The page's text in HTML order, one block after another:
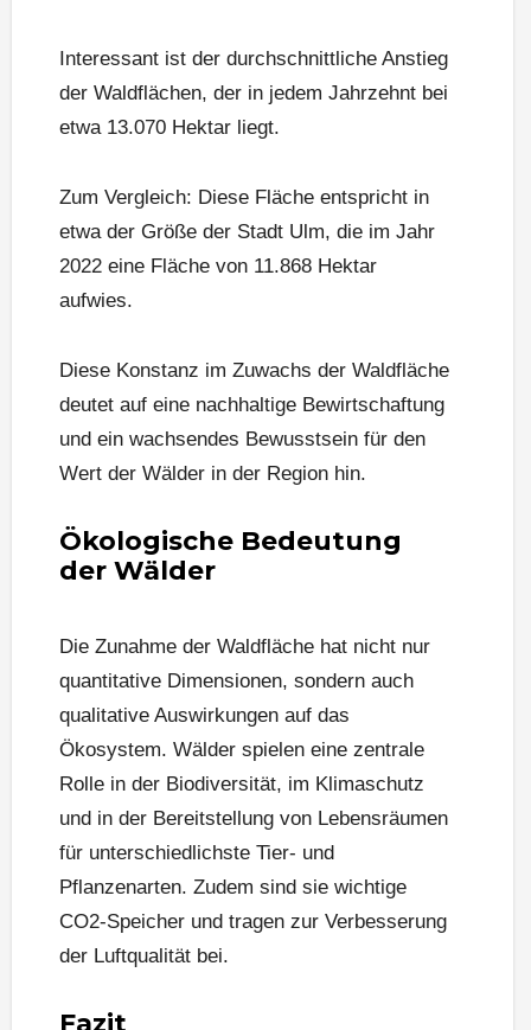
Interessant ist der durchschnittliche Anstieg
der Waldflächen, der in jedem Jahrzehnt bei
etwa 13.070 Hektar liegt.
Zum Vergleich: Diese Fläche entspricht in
etwa der Größe der Stadt Ulm, die im Jahr
2022 eine Fläche von 11.868 Hektar
aufwies.
Diese Konstanz im Zuwachs der Waldfläche
deutet auf eine nachhaltige Bewirtschaftung
und ein wachsendes Bewusstsein für den
Wert der Wälder in der Region hin.
Ökologische Bedeutung
der Wälder
Die Zunahme der Waldfläche hat nicht nur
quantitative Dimensionen, sondern auch
qualitative Auswirkungen auf das
Ökosystem. Wälder spielen eine zentrale
Rolle in der Biodiversität, im Klimaschutz
und in der Bereitstellung von Lebensräumen
für unterschiedlichste Tier- und
Pflanzenarten. Zudem sind sie wichtige
CO2-Speicher und tragen zur Verbesserung
der Luftqualität bei.
Fazit